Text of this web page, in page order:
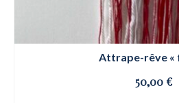
Attrape-rêve «
50,00€